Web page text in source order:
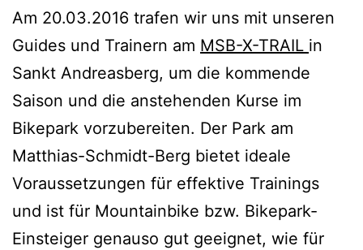
Am 20.03.2016 trafen wir uns mit unseren
Guides und Trainern am MSB-X-TRAIL in
Sankt Andreasberg, um die kommende
Saison und die anstehenden Kurse im
Bikepark vorzubereiten. Der Park am
Matthias-Schmidt-Berg bietet ideale
Voraussetzungen für effektive Trainings
und ist für Mountainbike bzw. Bikepark-
Einsteiger genauso gut geeignet, wie für